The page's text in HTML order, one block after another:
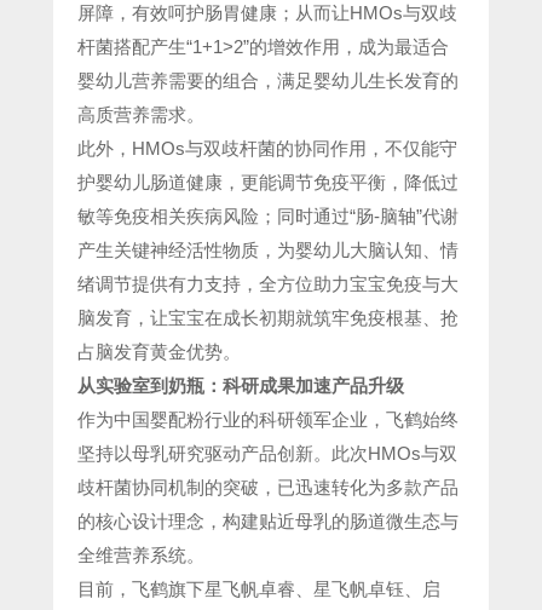
屏障，有效呵护肠胃健康；从而让HMOs与双歧
杆菌搭配产生“1+1>2”的增效作用，成为最适合
婴幼儿营养需要的组合，满足婴幼儿生长发育的
高质营养需求。
此外，HMOs与双歧杆菌的协同作用，不仅能守
护婴幼儿肠道健康，更能调节免疫平衡，降低过
敏等免疫相关疾病风险；同时通过“肠-脑轴”代谢
产生关键神经活性物质，为婴幼儿大脑认知、情
绪调节提供有力支持，全方位助力宝宝免疫与大
脑发育，让宝宝在成长初期就筑牢免疫根基、抢
占脑发育黄金优势。
从实验室到奶瓶：科研成果加速产品升级
作为中国婴配粉行业的科研领军企业，飞鹤始终
坚持以母乳研究驱动产品创新。此次HMOs与双
歧杆菌协同机制的突破，已迅速转化为多款产品
的核心设计理念，构建贴近母乳的肠道微生态与
全维营养系统。
目前，飞鹤旗下星飞帆卓睿、星飞帆卓钰、启